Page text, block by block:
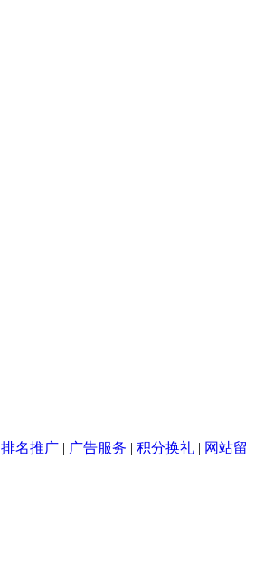
排名推广 | 广告服务 | 积分换礼 | 网站留